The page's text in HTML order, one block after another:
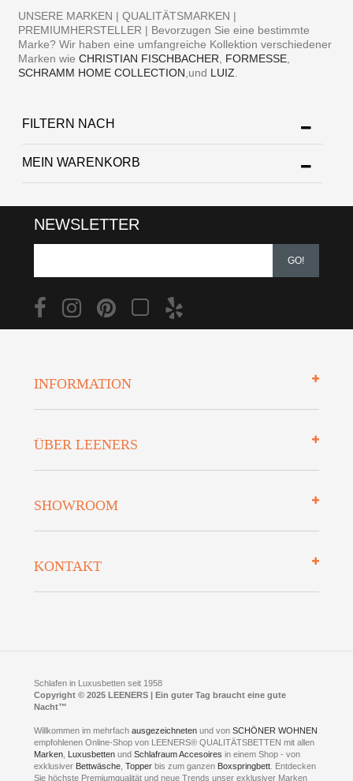
UNSERE MARKEN | QUALITÄTSMARKEN |
PREMIUMHERSTELLER | Bevorzugen Sie eine bestimmte
Marke? Wir haben eine umfangreiche Kollektion verschiedener
Marken wieCHRISTIAN FISCHBACHER FORMESSE
SCHRAMM HOME COLLECTION ,und LUIZ
FILTERN NACH
MEIN WARENKORB
NEWSLETTER
GO!
INFORMATION
Finanzierung
Datenschutz
ÜBER LEENERS
Preisgarantie
Presse
Jobs
SHOWROOM
Fotoalbum
Kontakt
KONTAKT
Neuer Showroom für unsere Onlineartikel.
Kontakt via:WhatsApp
Kontakt via:eMail
Schlafen in Luxusbetten seit 1958
Copyright © 2025 LEENERS | Ein guter Tag braucht eine gute
Nacht™
Willkommen im mehrfachausgezeichnetenund vonSCHÖNER WOHNEN
empfohlenen Online-Shop von LEENERS® QUALITÄTSBETTEN mit allen
Marken Luxusbetten undSchlafraum Accesoires in einem Shop - von
exklusiver Bettwäsche ,Topper bis zum ganzen Boxspringbett . Entdecken
Sie höchste Premiumqualität und neue Trends unser exklusiver Marken